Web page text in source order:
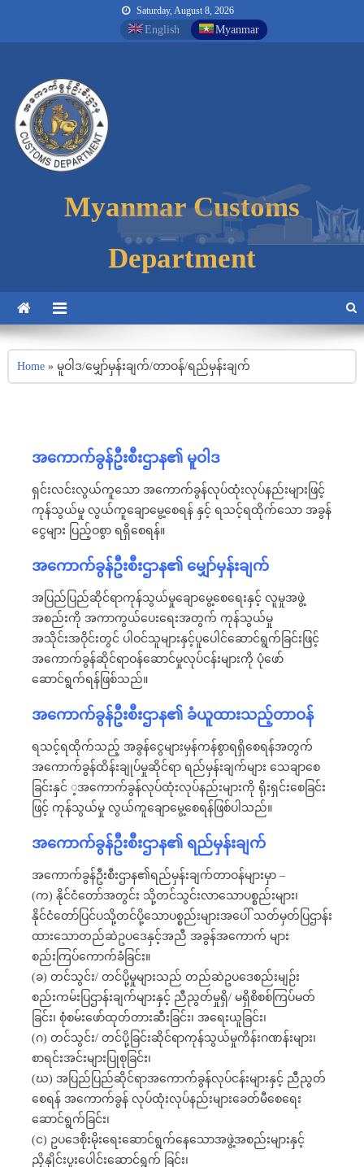
Saturday, August 8, 2026
English Myanmar
Myanmar Customs
Department
Home» မူဝါဒ/မျှော်မှန်းချက်/တာဝန်/ရည်မှန်းချက်
အကောက်ခွန်ဦးစီးဌာန၏ မူဝါဒ
ရှင်းလင်းလွယ်ကူသော အကောက်ခွန်လုပ်ထုံးလုပ်နည်းများဖြင့်
ကုန်သွယ်မှု လွယ်ကူချောမွေ့စေရန် နှင့် ရသင့်ရထိုက်သော အခွန်
ငွေများ ပြည့်ဝစွာ ရရှိစေရန်။
အကောက်ခွန်ဦးစီးဌာန၏ မျှော်မှန်းချက်
အပြည်ပြည်ဆိုင်ရာကုန်သွယ်မှုချောမွေ့စေရေးနှင့် လူမှုအဖွဲ့
အစည်းကို အကာကွယ်ပေးရေးအတွက် ကုန်သွယ်မှု
အသိုင်းအဝိုင်းတွင် ပါဝင်သူများနှင့်ပူပေါင်ဆောင်ရွက်ခြင်းဖြင့်
အကောက်ခွန်ဆိုင်ရာဝန်ဆောင်မှုလုပ်ငန်းများကို ပုံဖော်
ဆောင်ရွက်ရန်ဖြစ်သည်။
အကောက်ခွန်ဦးစီးဌာန၏ ခံယူထားသည့်တာဝန်
ရသင့်ရထိုက်သည့် အခွန်ငွေများမှန်ကန်စွာရရှိစေရန်အတွက်
အကောက်ခွန်ထိန်းချုပ်မှုဆိုင်ရာ ရည်မှန်းချက်များ သေချာစေ
ခြင်းနှင် ့အကောက်ခွန်လုပ်ထုံးလုပ်နည်းများကို ရိုးရှင်းစေခြင်း
ဖြင့် ကုန်သွယ်မှု လွယ်ကူချောမွေ့စေရန်ဖြစ်ပါသည်။
အကောက်ခွန်ဦးစီးဌာန၏ ရည်မှန်းချက်
အကောက်ခွန်ဦးစီးဌာန၏ရည်မှန်းချက်တာဝန်များမှာ –
(က) နိုင်ငံတော်အတွင်း သို့တင်သွင်းလာသောပစ္စည်းများ၊
နိုင်ငံတော်ပြင်ပသို့တင်ပို့သောပစ္စည်းများအပေါ် သတ်မှတ်ပြဌာန်း
ထားသောတည်ဆဲဥပဒေနှင့်အညီ အခွန်အကောက် များ
စည်းကြပ်ကောက်ခံခြင်း။
(ခ) တင်သွင်း/ တင်ပို့မှုများသည် တည်ဆဲဥပဒေစည်းမျဉ်း
စည်းကမ်းပြဌာန်းချက်များနှင့် ညီညွတ်မှုရှိ/ မရှိစိစစ်ကြပ်မတ်
ခြင်း၊ စုံစမ်းဖော်ထုတ်တားဆီးခြင်း၊ အရေးယူခြင်း၊
(ဂ) တင်သွင်း/ တင်ပို့ခြင်းဆိုင်ရာကုန်သွယ်မှုကိန်းဂဏန်းများ၊
စာရင်းအင်းများပြုစုခြင်း၊
(ဃ) အပြည်ပြည်ဆိုင်ရာအကောက်ခွန်လုပ်ငန်းများနှင့် ညီညွတ်
စေရန် အကောက်ခွန် လုပ်ထုံးလုပ်နည်းများခေတ်မီစေရေး
ဆောင်ရွက်ခြင်း၊
(င) ဥပဒေစိုးမိုးရေးဆောင်ရွက်နေသောအဖွဲ့အစည်းများနှင့်
ညှိနှိုင်းပူးပေါင်းဆောင်ရွက် ခြင်း၊